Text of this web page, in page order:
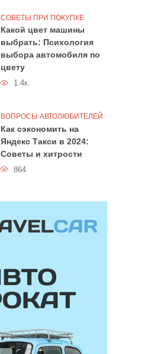
СОВЕТЫ ПРИ ПОКУПКЕ
Какой цвет машины
выбрать: Психология
выбора автомобиля по
цвету
1.4к.
ВОПРОСЫ АВТОЛЮБИТЕЛЕЙ
Как сэкономить на
Яндекс Такси в 2024:
Советы и хитрости
864